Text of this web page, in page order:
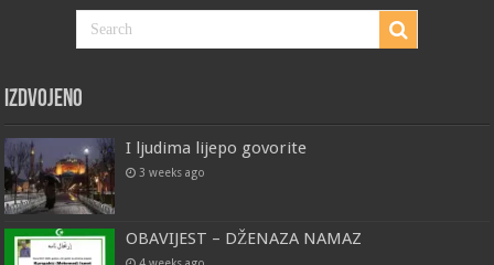
Izdvojeno
I ljudima lijepo govorite
3 weeks ago
OBAVIJEST – DŽENAZA NAMAZ
4 weeks ago